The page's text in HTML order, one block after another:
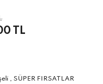
TL
, SÜPER FIRSATLAR